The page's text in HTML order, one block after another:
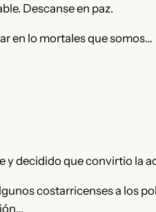
Descanse en paz.
en lo mortales que somos…
y decidido que convirtio la
costarricenses a los